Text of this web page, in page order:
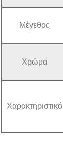
Μέγεθος
Χρώμα
Χαρακτηριστικό